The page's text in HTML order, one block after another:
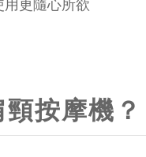
更隨心所欲
按摩機？